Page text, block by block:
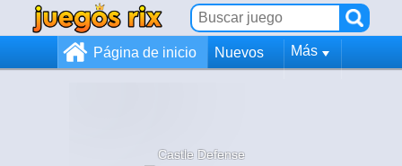
Página de inicio Nuevos Más
Castle Defense